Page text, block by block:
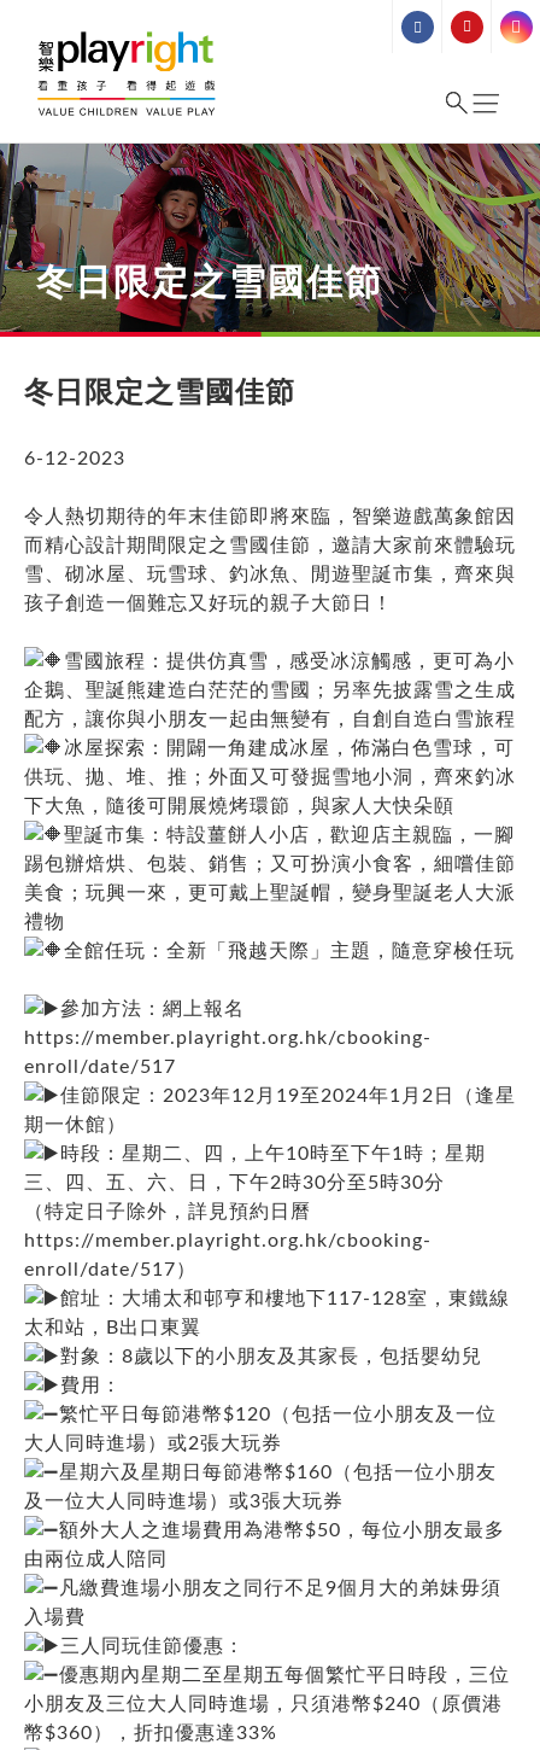
content
冬日限定之雪國佳節
冬日限定之雪國佳節
6-12-2023
令人熱切期待的年末佳節即將來臨，智樂遊戲萬象館因
而精心設計期間限定之雪國佳節，邀請大家前來體驗玩
雪、砌冰屋、玩雪球、釣冰魚、閒遊聖誕市集，齊來與
孩子創造一個難忘又好玩的親子大節日！
雪國旅程：提供仿真雪，感受冰涼觸感，更可為小
企鵝、聖誕熊建造白茫茫的雪國；另率先披露雪之生成
配方，讓你與小朋友一起由無變有，自創自造白雪旅程
冰屋探索：開闢一角建成冰屋，佈滿白色雪球，可
供玩、拋、堆、推；外面又可發掘雪地小洞，齊來釣冰
下大魚，隨後可開展燒烤環節，與家人大快朵頤
聖誕市集：特設薑餅人小店，歡迎店主親臨，一腳
踢包辦焙烘、包裝、銷售；又可扮演小食客，細嚐佳節
美食；玩興一來，更可戴上聖誕帽，變身聖誕老人大派
禮物
全館任玩：全新「飛越天際」主題，隨意穿梭任玩
參加方法：網上報名
https://member.playright.org.hk/cbooking-
enroll/date/517
佳節限定：2023年12月19至2024年1月2日（逢星
期一休館）
時段：星期二、四，上午10時至下午1時；星期
三、四、五、六、日，下午2時30分至5時30分
（特定日子除外，詳見預約日曆
https://member.playright.org.hk/cbooking-
enroll/date/517）
館址：大埔太和邨亨和樓地下117-128室，東鐵線
太和站，B出口東翼
對象：8歲以下的小朋友及其家長，包括嬰幼兒
費用：
繁忙平日每節港幣$120（包括一位小朋友及一位
大人同時進場）或2張大玩券
星期六及星期日每節港幣$160（包括一位小朋友
及一位大人同時進場）或3張大玩券
額外大人之進場費用為港幣$50，每位小朋友最多
由兩位成人陪同
凡繳費進場小朋友之同行不足9個月大的弟妹毋須
入場費
三人同玩佳節優惠：
優惠期內星期二至星期五每個繁忙平日時段，三位
小朋友及三位大人同時進場，只須港幣$240（原價港
幣$360），折扣優惠達33%